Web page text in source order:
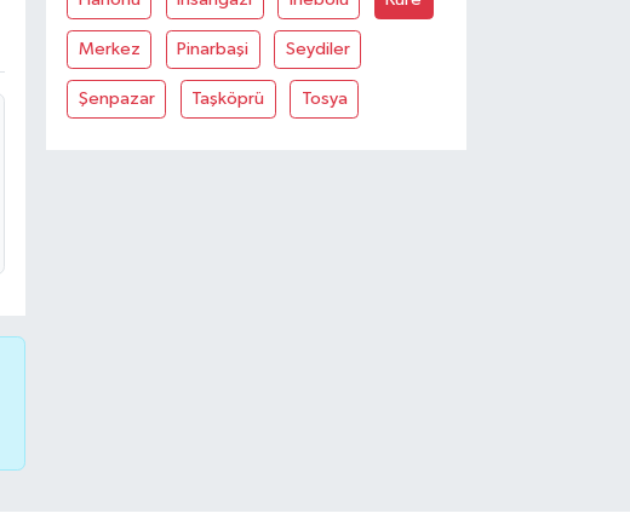
Merkez Pinarbaşi Seydiler
Şenpazar Taşköprü Tosya